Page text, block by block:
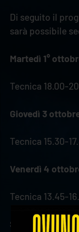
Di seguito il
sarà possibile
Martedì 1°
Tecnica 18.00-
Giovedì 3
Tecnica 15.30-
Venerdì 4
Tecnica 13.45-
Sabato 5 ottobre